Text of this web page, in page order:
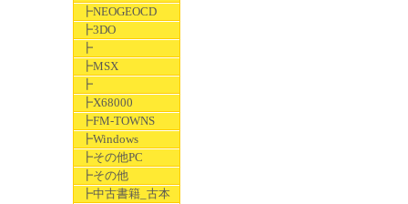
┣NEOGEOCD
┣3DO
┣
┣MSX
┣
┣X68000
┣FM-TOWNS
┣Windows
┣その他PC
┣その他
┣中古書籍_古本